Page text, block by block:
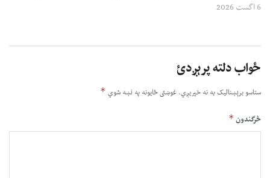
6 اگست 2026
ځواب دلته پرېږدئ
ستاسو برېښناليک به نه خپريږي.غوښتى ځایونه په نښه شوي *
څرگندون*